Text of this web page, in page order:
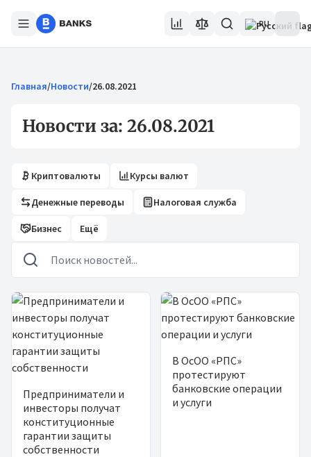
RU
Главная/Новости/26.08.2021
Новости за: 26.08.2021
Криптовалюты Курсы валют
Денежные переводы Налоговая служба
Бизнес Ещё
Новости
Предприниматели и
инвесторы получат
конституционные
гарантии защиты
собственности
В ОсОО «РПС»
протестируют
банковские операции
и услуги